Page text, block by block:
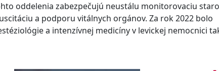
oddelenia zabezpečujú neustálu monitorovaciu
a podporu vitálnych orgánov. Za rok 2022 bolo
a intenzívnej medicíny v levickej nemocnici